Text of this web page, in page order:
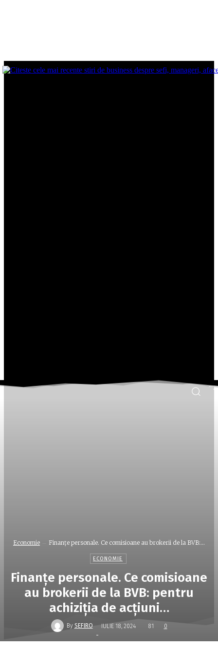
Economie Finanţe personale. Ce comisioane au brokerii de la BVB:...
ECONOMIE
Finanţe personale. Ce comisioane
au brokerii de la BVB: pentru
achiziţia de acţiuni…
By SEFIRO
-
IULIE 18, 2024 81 0